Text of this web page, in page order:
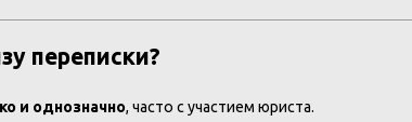
переписки?
и однозначно, часто с участием юриста.